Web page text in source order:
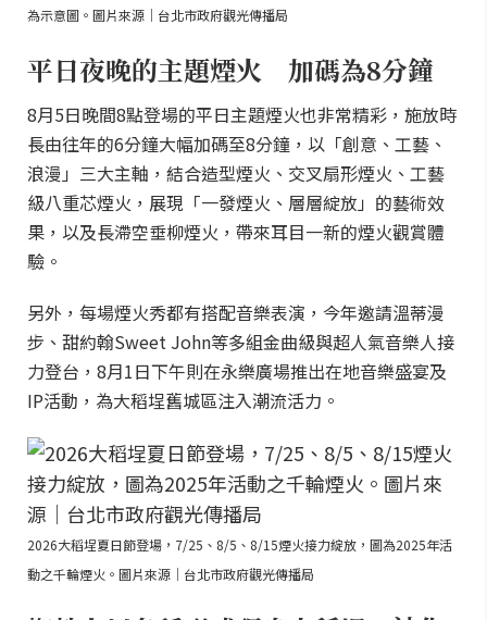
為示意圖。圖片來源｜台北市政府觀光傳播局
平日夜晚的主題煙火 加碼為8分鐘
8月5日晚間8點登場的平日主題煙火也非常精彩，施放時
長由往年的6分鐘大幅加碼至8分鐘，以「創意、工藝、
浪漫」三大主軸，結合造型煙火、交叉扇形煙火、工藝
級八重芯煙火，展現「一發煙火、層層綻放」的藝術效
果，以及長滯空垂柳煙火，帶來耳目一新的煙火觀賞體
驗。
另外，每場煙火秀都有搭配音樂表演，今年邀請溫蒂漫
步、甜約翰Sweet John等多組金曲級與超人氣音樂人接
力登台，8月1日下午則在永樂廣場推出在地音樂盛宴及
IP活動，為大稻埕舊城區注入潮流活力。
2026大稻埕夏日節登場，7/25、8/5、8/15煙火接力綻放，圖為2025年活
動之千輪煙火。圖片來源｜台北市政府觀光傳播局